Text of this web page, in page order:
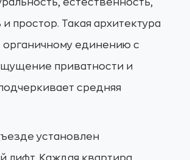
естественность,
простор. Такая архитектура
органичному единению с
приватности и
средняя
установлен